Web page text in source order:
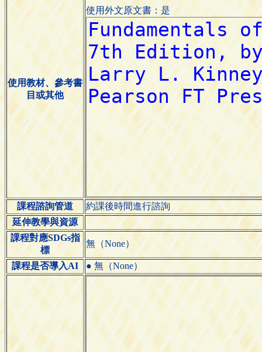
使用教材、參考書
目或其他
使用外文原文書：是
課程諮詢管道
約課後時間進行諮詢
延伸教學與資源
課程對應SDGs指
標
無（None）
課程是否導入AI ● 無（None）